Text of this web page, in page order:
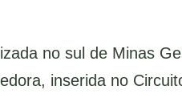
no sul de Minas
inserida no